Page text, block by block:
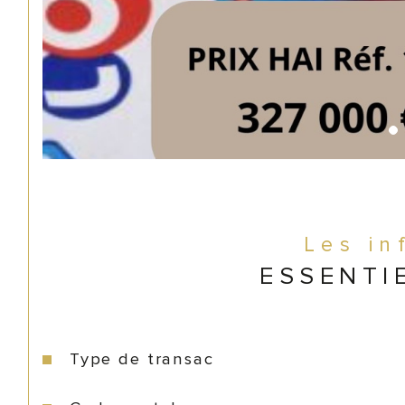
Les
Caractéristiques Valeurs
Type de transac